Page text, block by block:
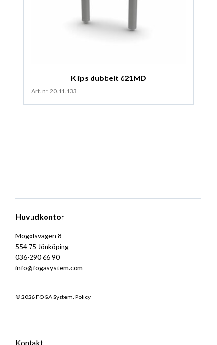
Klips dubbelt 621MD
Art. nr. 20.11.133
Huvudkontor
Mogölsvägen 8
554 75 Jönköping
036-290 66 90
info@fogasystem.com
© 2026 FOGA System. Policy
Kontakt